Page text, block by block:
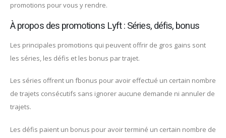
promotions pour vous y rendre.
À propos des promotions Lyft : Séries, défis, bonus
Les principales promotions qui peuvent offrir de gros gains sont
les séries, les défis et les bonus par trajet.
Les séries offrent un fbonus pour avoir effectué un certain nombre
de trajets consécutifs sans ignorer aucune demande ni annuler de
trajets.
Les défis paient un bonus pour avoir terminé un certain nombre de